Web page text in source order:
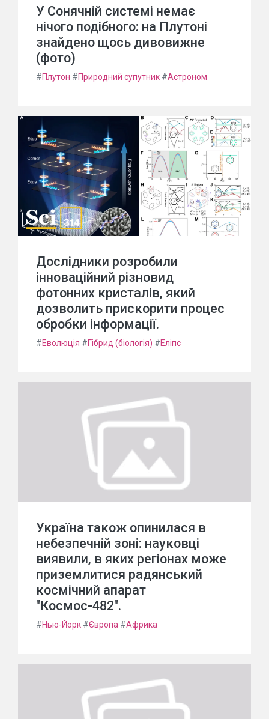
У Сонячній системі немає
нічого подібного: на Плутоні
знайдено щось дивовижне
(фото)
#Плутон #Природний супутник #Астроном
Дослідники розробили
інноваційний різновид
фотонних кристалів, який
дозволить прискорити процес
обробки інформації.
#Еволюція #Гібрид (біологія) #Еліпс
Україна також опинилася в
небезпечній зоні: науковці
виявили, в яких регіонах може
приземлитися радянський
космічний апарат
"Космос-482".
#Нью-Йорк #Європа #Африка